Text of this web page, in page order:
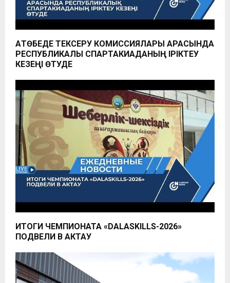
АҚТӨБЕДЕ ТЕКСЕРУ КОМИССИЯЛАРЫ АРАСЫНДА
РЕСПУБЛИКАЛЫҚ СПАРТАКИАДАНЫҢ ІРІКТЕУ
КЕЗЕҢІ ӨТУДЕ
ИТОГИ ЧЕМПИОНАТА «DALASKILLS-2026»
ПОДВЕЛИ В АКТАУ